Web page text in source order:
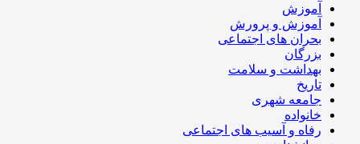
آموزش
آموزش و پرورش
بحران های اجتماعی
بزرگان
بهداشت و سلامت
تاریخ
جامعه شهری
خانواده
رفاه و آسیب های اجتماعی